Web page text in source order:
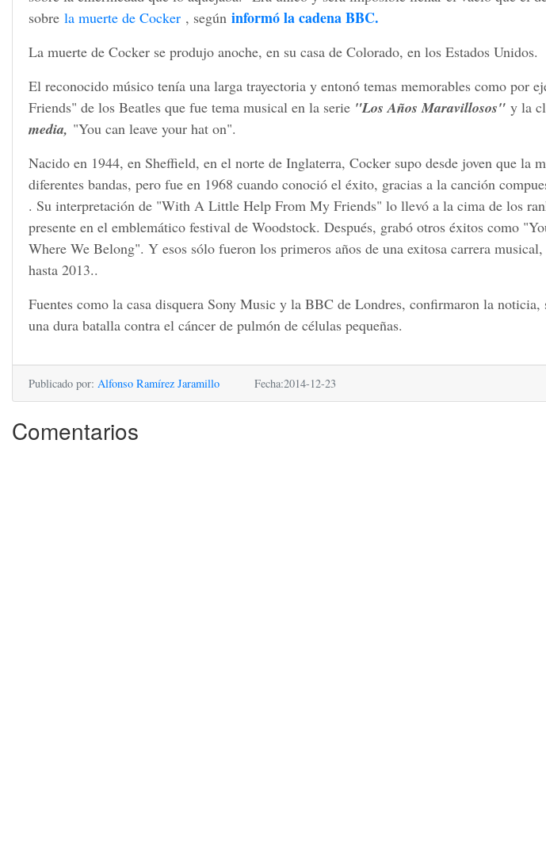
sobre la muerte de Cocker , según informó la cadena BBC.
La muerte de Cocker se produjo anoche, en su casa de Colorado, en los Estados Unidos.
El reconocido músico tenía una larga trayectoria y entonó temas memorables como
Friends" de los Beatles que fue tema musical en la serie "Los Años Maravillosos" y la
media, "You can leave your hat on".
Nacido en 1944, en Sheffield, en el norte de Inglaterra, Cocker supo desde joven que la
diferentes bandas, pero fue en 1968 cuando conoció el éxito, gracias a la canción
. Su interpretación de "With A Little Help From My Friends" lo llevó a la cima de los
presente en el emblemático festival de Woodstock. Después, grabó otros éxitos como
Where We Belong". Y esos sólo fueron los primeros años de una exitosa carrera
hasta 2013..
Fuentes como la casa disquera Sony Music y la BBC de Londres, confirmaron la noticia,
una dura batalla contra el cáncer de pulmón de células pequeñas.
Publicado por: Alfonso Ramírez Jaramillo Fecha:2014-12-23
Comentarios